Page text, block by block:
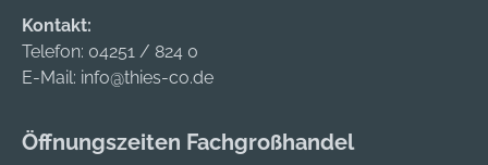
Kontakt:
Telefon: 04251 / 824 0
E-Mail: info@thies-co.de
Öffnungszeiten Fachgroßhandel